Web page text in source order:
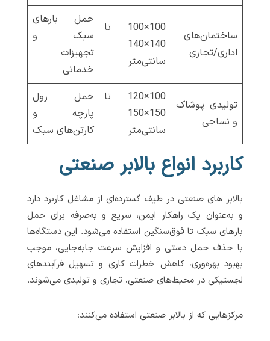
ساختمان‌های
اداری/تجاری
100×100 تا
140×140
سانتی‌متر
حمل بارهای
سبک و
تجهیزات
خدماتی
تولیدی پوشاک
و نساجی
100×120 تا
150×150
سانتی‌متر
حمل رول
پارچه و
کارتن‌های سبک
کاربرد انواع بالابر صنعتی
بالابر های صنعتی در طیف گسترده‌ای از مشاغل کاربرد دارد
و به‌عنوان یک راهکار ایمن، سریع و به‌صرفه برای حمل
بارهای سبک تا فوق‌سنگین استفاده می‌شود. این دستگاه‌ها
با حذف حمل دستی و افزایش سرعت جابه‌جایی، موجب
بهبود بهره‌وری، کاهش خطرات کاری و تسهیل فرآیندهای
لجستیکی در محیط‌های صنعتی، تجاری و تولیدی می‌شوند.
مرکزهایی که از بالابر صنعتی استفاده می‌کنند: